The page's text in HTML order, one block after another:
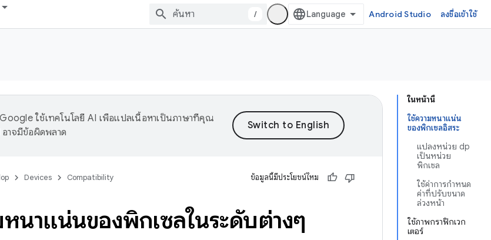
/ Android Studio ลงชื่อเข้าใช้
ในหน้านี้
ใช้ความหนาแน่น
ของพิกเซลอิสระ
แปลงหน่วย dp
เป็นหน่วย
พิกเซล
ใช้ค่าการกำหนด
ค่าที่ปรับขนาด
ล่วงหน้า
ใช้ภาพกราฟิกเวก
เตอร์
Google ใช้เทคโนโลยี AI เพื่อแปลเนื้อหาเป็นภาษาที่คุณ
อาจมีข้อผิดพลาด
Devices Compatibility ข้อมูลนี้มีประโยชน์ไหม
หนาแน่นของพิกเซลในระดับต่างๆ